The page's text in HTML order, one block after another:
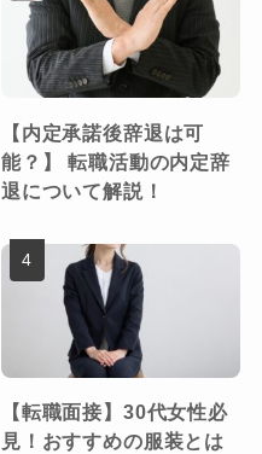
【内定承諾後辞退は可
能？】 転職活動の内定辞
退について解説！
【転職面接】30代女性必
見！おすすめの服装とは